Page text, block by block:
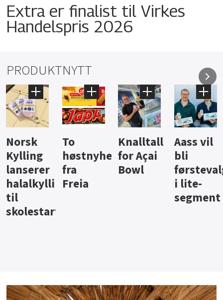
Extra er finalist til Virkes
Handelspris 2026
PRODUKTNYTT
Knalltall
for Açai
Bowl
Aass vil
bli
førstevalg
i lite-
Brus og
jus fra
Berentsen
Hard
iste fra
Hansa